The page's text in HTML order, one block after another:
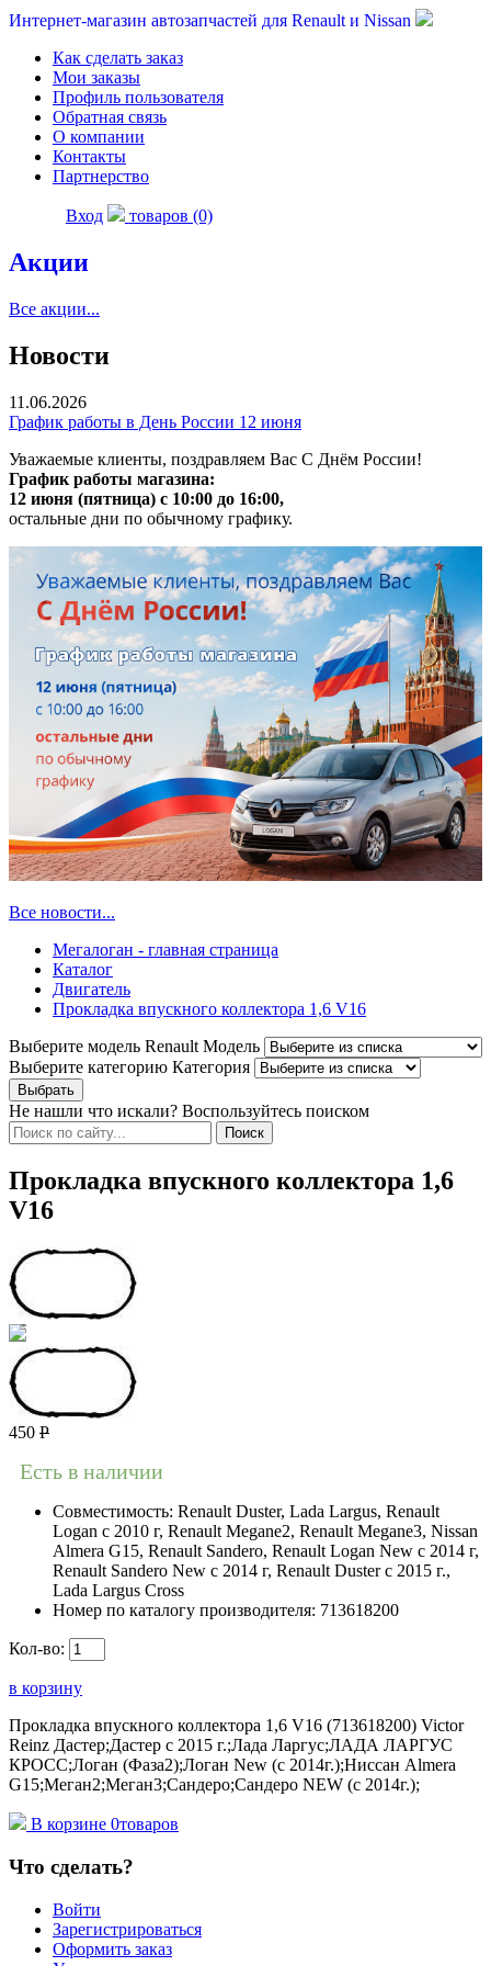
Интернет-магазин автозапчастей для Renault и Nissan
Как сделать заказ
Мои заказы
Профиль пользователя
Обратная связь
О компании
Контакты
Партнерство
Вход товаров (0)
Акции
Все акции...
Новости
11.06.2026
График работы в День России 12 июня
Уважаемые клиенты, поздравляем Вас С Днём России!
График работы магазина:
12 июня (пятница) с 10:00 до 16:00,
остальные дни по обычному графику.
Все новости...
Мегалоган - главная страница
Каталог
Двигатель
Прокладка впускного коллектора 1,6 V16
Выберите модель Renault Модель
Выберите категорию Категория
Не нашли что искали? Воспользуйтесь поиском
Прокладка впускного коллектора 1,6
V16
450 Р
Есть в наличии
Совместимость: Renault Duster, Lada Largus, Renault
Logan c 2010 г, Renault Megane2, Renault Megane3, Nissan
Almera G15, Renault Sandero, Renault Logan New с 2014 г,
Renault Sandero New с 2014 г, Renault Duster с 2015 г.,
Lada Largus Cross
Номер по каталогу производителя: 713618200
Кол-во:
в корзину
Прокладка впускного коллектора 1,6 V16 (713618200) Victor
Reinz Дастер;Дастер с 2015 г.;Лада Ларгус;ЛАДА ЛАРГУС
КРОСС;Логан (Фаза2);Логан New (с 2014г.);Ниссан Almera
G15;Меган2;Меган3;Сандеро;Сандеро NEW (с 2014г.);
В корзине 0товаров
Что сделать?
Войти
Зарегистрироваться
Оформить заказ